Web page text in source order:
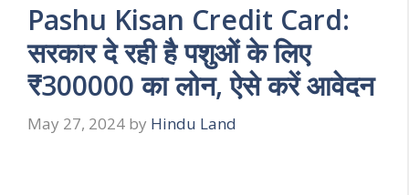
Pashu Kisan Credit Card:
सरकार दे रही है पशुओं के लिए
₹300000 का लोन, ऐसे करें आवेदन
May 27, 2024 by Hindu Land